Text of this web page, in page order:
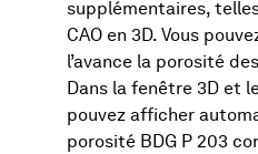
supplémentaires,
CAO en 3D. Vous
l’avance la porosité
Dans la fenêtre 3D et
pouvez afficher
porosité BDG P 203